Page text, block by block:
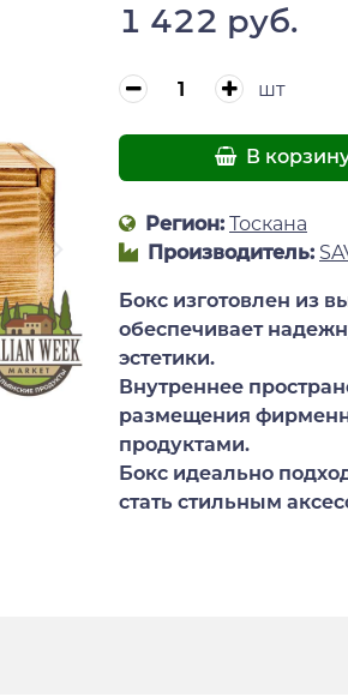
1 422 руб.
шт
В
Регион: Тоскана
Производитель:
Бокс изготовлен из
обеспечивает
эстетики.
Внутреннее
размещения
продуктами.
Бокс идеально
стать стильным